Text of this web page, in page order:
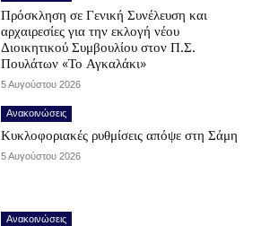
Πρόσκληση σε Γενική Συνέλευση και
αρχαιρεσίες για την εκλογή νέου
Διοικητικού Συμβουλίου στον Π.Σ.
Πουλάτων «Το Αγκαλάκι»
5 Αυγούστου 2026
Ανακοινώσεις
Κυκλοφοριακές ρυθμίσεις απόψε στη Σάμη
5 Αυγούστου 2026
Ανακοινώσεις